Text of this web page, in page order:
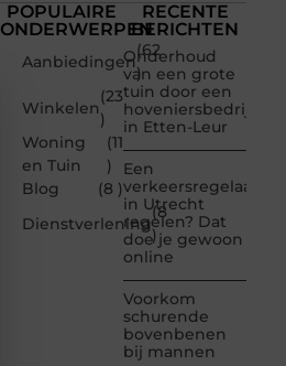
POPULAIRE
ONDERWERPEN
Aanbiedingen
(62
)
Winkelen
(23
)
Woning
en Tuin
(11
)
Blog
(8 )
Dienstverlening
(8
)
RECENTE
BERICHTEN
Onderhoud
van een grote
tuin door een
hoveniersbedrijf
in Etten-Leur
Een
verkeersregelaar
in Utrecht
regelen? Dat
doe je gewoon
online
Voorkom
schurende
bovenbenen
bij mannen